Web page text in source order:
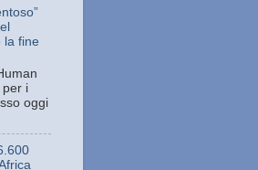
la fine
per i
oggi